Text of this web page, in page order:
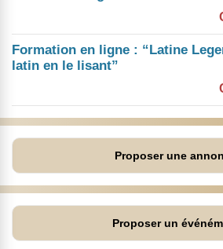
Formation en ligne : “Latine
latin en le lisant”
Proposer une
Proposer un